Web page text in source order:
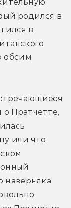
родился в
в
обоим
Пратчетте,
или что
наверняка